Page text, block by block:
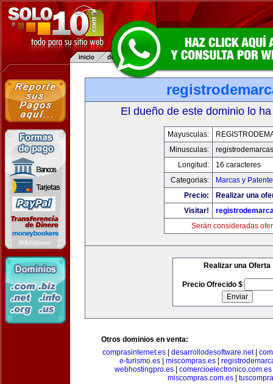
El dueño de este dominio lo
Mayusculas:
Minusculas:
Longitud:
16 caracteres
Categorias:
Marcas y
Precio:
Realizar una
Visitar!
Serán consideradas
Realizar una Oferta
Precio Ofrecido $
Otros dominios en venta:
comprasinternet.es
desarrollodesoftware.net|
e-turismo.es
miscompras.es
webhostingpro.es| comercioelectronico.com.es
miscompras.com.es